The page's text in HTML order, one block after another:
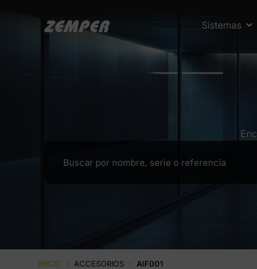
Sistemas
INICIO › ACCESORIOS › AIF001